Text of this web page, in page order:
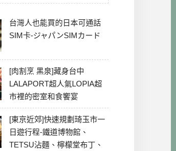
台灣人也能買的日本可通話
SIM卡-ジャパンSIMカード
[肉割烹 黑泉]藏身台中
LALAPORT超人氣LOPIA超
市裡的密室和食饗宴
[東京近郊]快速規劃琦玉市一
日遊行程-鐵道博物館、
TETSU沾麵、檸檬堂布丁、